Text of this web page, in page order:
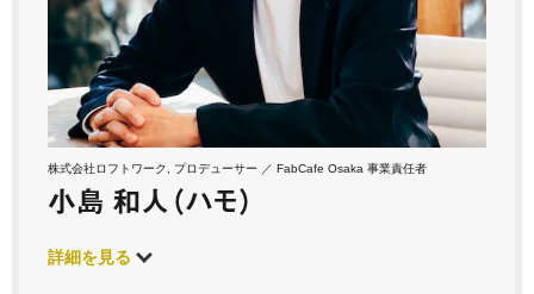
株式会社ロフトワーク, プロデューサー ／ FabCafe Osaka 事業責任者
小島 和人（ハモ）
詳細を見る